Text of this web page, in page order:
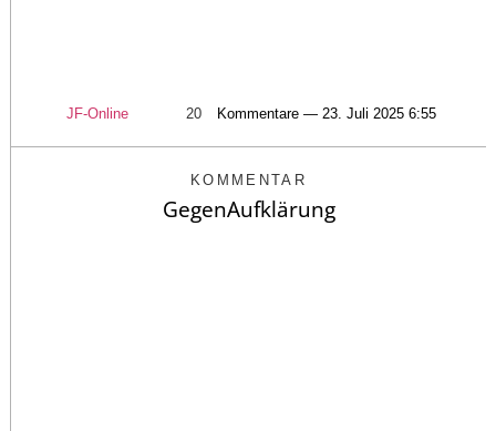
JF-Online 20 Kommentare — 23. Juli 2025 6:55
KOMMENTAR
GegenAufklärung